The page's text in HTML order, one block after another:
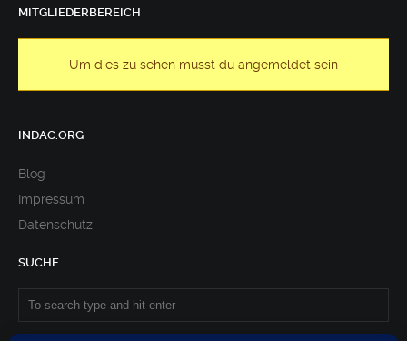
MITGLIEDERBEREICH
Um dies zu sehen musst du angemeldet sein
INDAC.ORG
Blog
Impressum
Datenschutz
SUCHE